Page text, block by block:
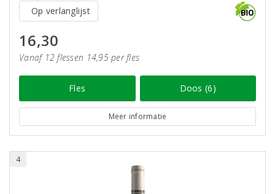
Op verlanglijst
16,30
Vanaf 12 flessen 14,95 per fles
Fles Doos (6)
Meer informatie
4